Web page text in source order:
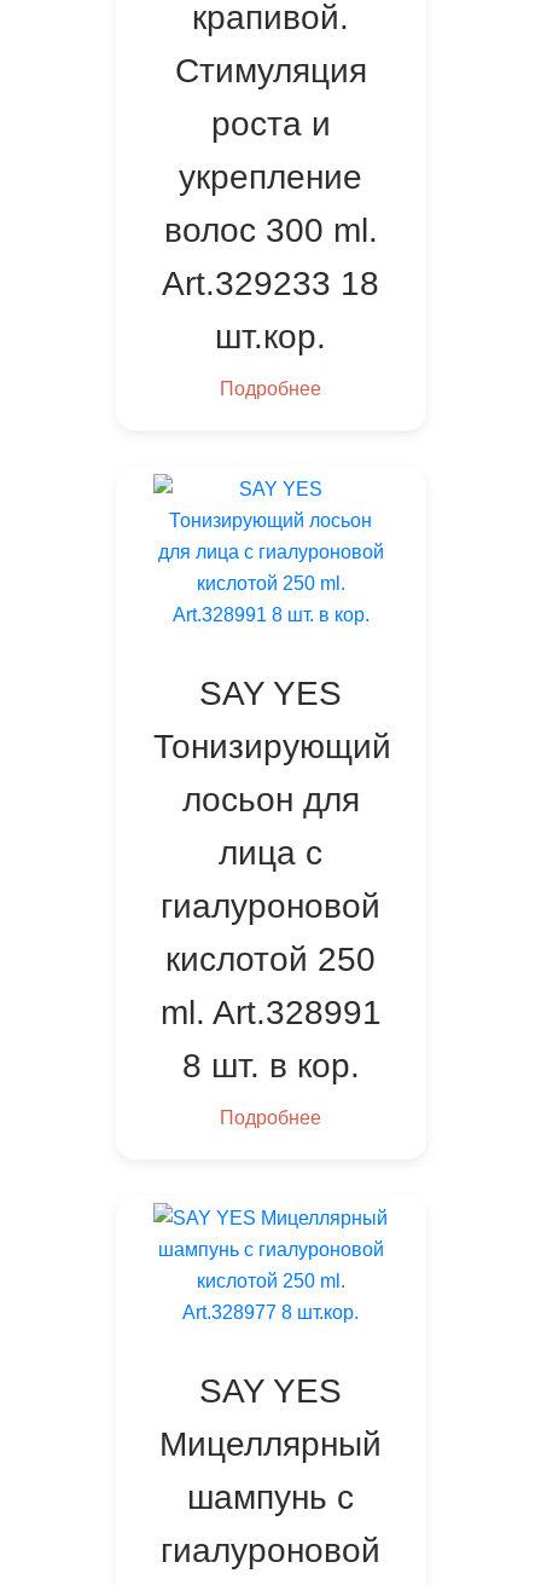
крапивой.
Стимуляция
роста и
укрепление
волос 300 ml.
Art.329233 18
шт.кор.
Подробнее
SAY YES
Тонизирующий
лосьон для
лица с
гиалуроновой
кислотой 250
ml. Art.328991
8 шт. в кор.
Подробнее
SAY YES
Мицеллярный
шампунь с
гиалуроновой